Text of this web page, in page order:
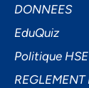
DONNEES
EduQuiz
Politique HSE